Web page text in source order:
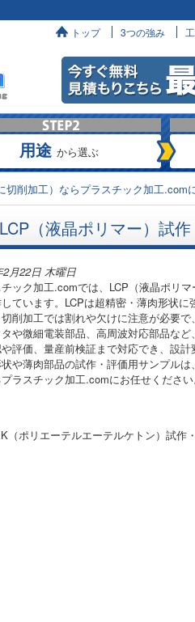
トップ 3つの強み
用途 から選ぶ
削加工）ならプラスチック加工.com
LCP（液晶ポリマー）試
2月22日 木曜日
ック加工.comでは、LCP（液晶ポリ
ています。LCPは超精密・薄肉形状
削加工では割れや欠けに注意が必要で
タや微細電装部品、高周波対応部品な
評価、量産前検証まで対応でき、設計
や薄肉部品の試作・評価用サンプル
ラスチック加工.comにお任せください
（ポリエーテルエーテルケトン）試作